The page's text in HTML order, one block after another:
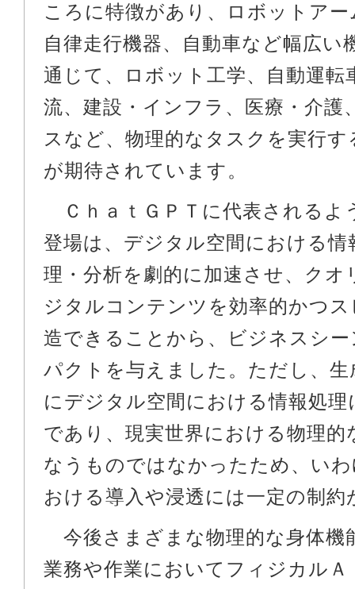
ころに特徴があり、ロボットア
自律走行機器、自動車など幅広い
通じて、ロボット工学、自動運転
流、建設・インフラ、医療・介護
スなど、物理的なタスクを実行す
が期待されています。
ＣｈａｔＧＰＴに代表されるよ
登場は、デジタル空間における情
理・分析を劇的に加速させ、クオ
ジタルコンテンツを効率的かつ
造できることから、ビジネスシ
パクトを与えました。ただし、生
にデジタル空間における情報処
であり、現実世界における物理
なうものではなかったため、い
おける導入や浸透には一定の制
今後さまざまな物理的な身体機
業務や作業においてフィジカル